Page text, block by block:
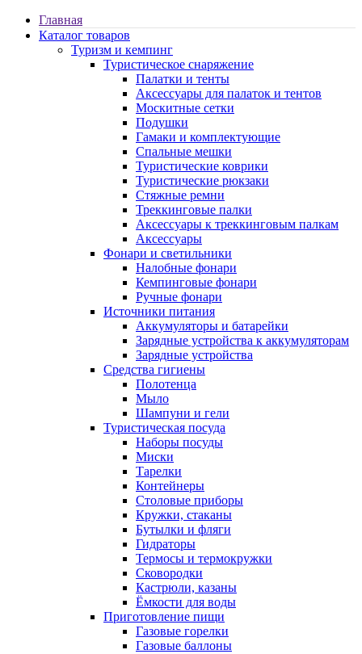
Главная
Каталог товаров
Туризм и кемпинг
Туристическое снаряжение
Палатки и тенты
Аксессуары для палаток и тентов
Москитные сетки
Подушки
Гамаки и комплектующие
Спальные мешки
Туристические коврики
Туристические рюкзаки
Стяжные ремни
Треккинговые палки
Аксессуары к треккинговым палкам
Аксессуары
Фонари и светильники
Налобные фонари
Кемпинговые фонари
Ручные фонари
Источники питания
Аккумуляторы и батарейки
Зарядные устройства к аккумуляторам
Зарядные устройства
Средства гигиены
Полотенца
Мыло
Шампуни и гели
Туристическая посуда
Наборы посуды
Миски
Тарелки
Контейнеры
Столовые приборы
Кружки, стаканы
Бутылки и фляги
Гидраторы
Термосы и термокружки
Сковородки
Кастрюли, казаны
Ёмкости для воды
Приготовление пищи
Газовые горелки
Газовые баллоны